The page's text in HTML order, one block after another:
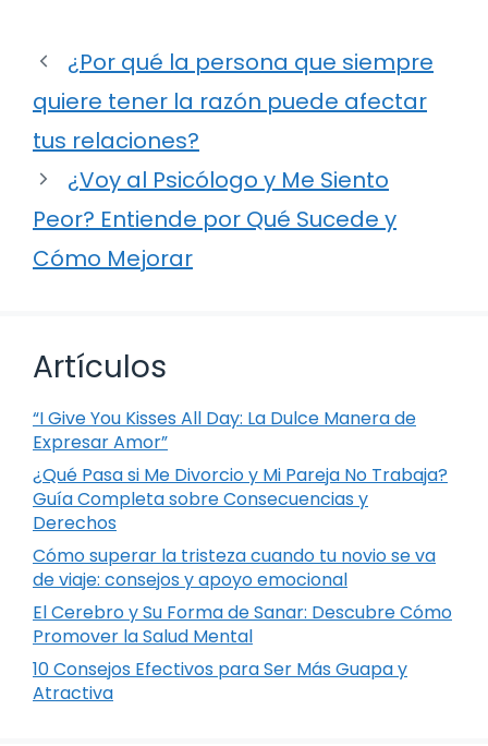
¿Por qué la persona que siempre
quiere tener la razón puede afectar
tus relaciones?
¿Voy al Psicólogo y Me Siento
Peor? Entiende por Qué Sucede y
Cómo Mejorar
Artículos
“I Give You Kisses All Day: La Dulce Manera de
Expresar Amor”
¿Qué Pasa si Me Divorcio y Mi Pareja No Trabaja?
Guía Completa sobre Consecuencias y
Derechos
Cómo superar la tristeza cuando tu novio se va
de viaje: consejos y apoyo emocional
El Cerebro y Su Forma de Sanar: Descubre Cómo
Promover la Salud Mental
10 Consejos Efectivos para Ser Más Guapa y
Atractiva